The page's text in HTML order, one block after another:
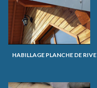
HABILLAGE PLANCHE DE